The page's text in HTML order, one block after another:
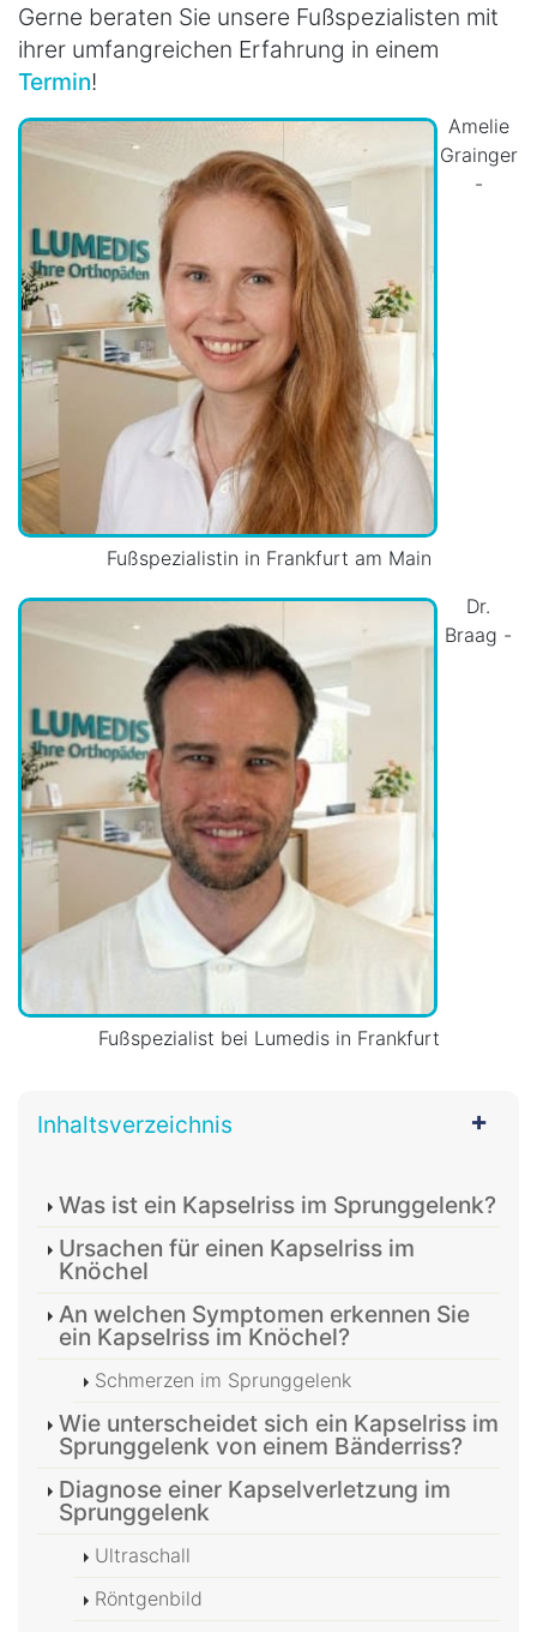
Gerne beraten Sie unsere Fußspezialisten mit
ihrer umfangreichen Erfahrung in einem
Termin!
Amelie
Grainger
-
Fußspezialistin in Frankfurt am Main
Dr.
Braag -
Fußspezialist bei Lumedis in Frankfurt
Inhaltsverzeichnis
Was ist ein Kapselriss im Sprunggelenk?
Ursachen für einen Kapselriss im
Knöchel
An welchen Symptomen erkennen Sie
ein Kapselriss im Knöchel?
Schmerzen im Sprunggelenk
Wie unterscheidet sich ein Kapselriss im
Sprunggelenk von einem Bänderriss?
Diagnose einer Kapselverletzung im
Sprunggelenk
Ultraschall
Röntgenbild